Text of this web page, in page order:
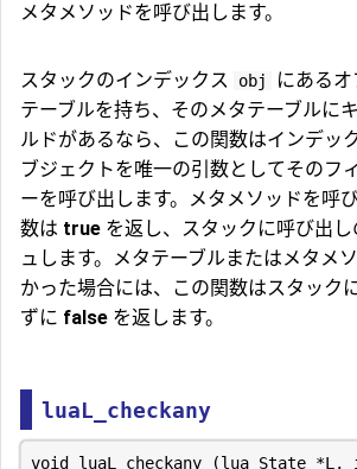
メタメソッドを呼び出します。
スタックのインデックス obj
にある
テーブルを持ち、そのメタテーブルに
ルドがあるなら、この関数はインデッ
ブジェクトを唯一の引数としてそのフ
ーを呼び出します。メタメソッドを呼
数は true を返し、スタックに呼び出
ュします。メタテーブルまたはメタメ
かった場合には、この関数はスタック
ずに false を返します。
luaL_checkany